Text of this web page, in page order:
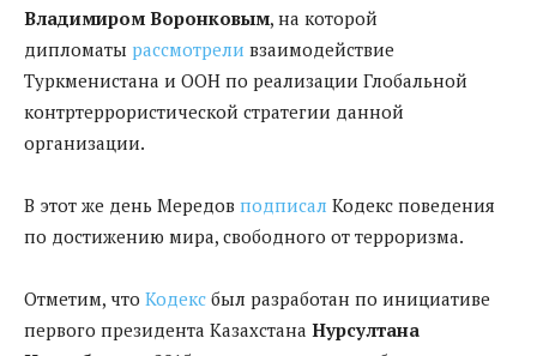
Владимиром Воронковым, на которой
дипломаты рассмотрели взаимодействие
Туркменистана и ООН по реализации Глобальной
контртеррористической стратегии данной
организации.
В этот же день Мередов подписал Кодекс поведения
по достижению мира, свободного от терроризма.
Отметим, что Кодекс был разработан по инициативе
первого президента Казахстана Нурсултана